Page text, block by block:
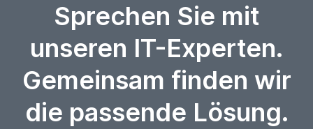
Sprechen Sie mit
unseren IT-Experten.
Gemeinsam finden wir
die passende Lösung.